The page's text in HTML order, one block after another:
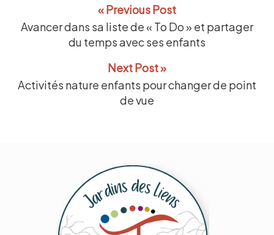
« Previous Post
Avancer dans sa liste de « To Do » et partager
du temps avec ses enfants
Next Post »
Activités nature enfants pour changer de point
de vue